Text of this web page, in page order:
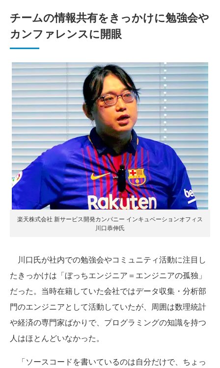
チームの情報共有をきっかけに勉強会や
カンファレンスに開眼
楽天株式会社 新サービス開発カンパニー インキュベーションオフィス
川口恭伸氏
川口氏が社内での勉強会やコミュニティ活動に注目し
たきっかけは「ぼっちエンジニア＝エンジニアの孤独」
だった。当時在籍していた会社ではデータ収集・分析部
門のエンジニアとして活動していたが、周囲は数理統計
や経済の専門家ばかりで、プログラミングの知識を持つ
人はほとんどいなかった。
「ソースコードを書いているのは自分だけで、ちょっ